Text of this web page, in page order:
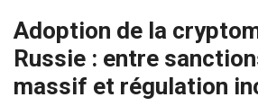
Adoption de la
Russie : entre
massif et régulation